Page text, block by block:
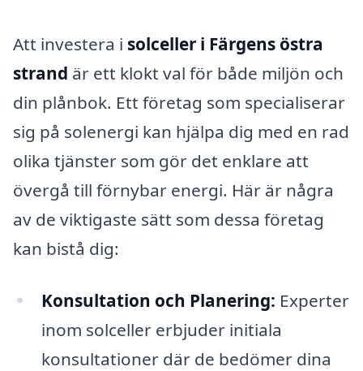
Att investera i solceller i Färgens östra
strand är ett klokt val för både miljön och
din plånbok. Ett företag som specialiserar
sig på solenergi kan hjälpa dig med en rad
olika tjänster som gör det enklare att
övergå till förnybar energi. Här är några
av de viktigaste sätt som dessa företag
kan bistå dig:
Konsultation och Planering: Experter
inom solceller erbjuder initiala
konsultationer där de bedömer dina